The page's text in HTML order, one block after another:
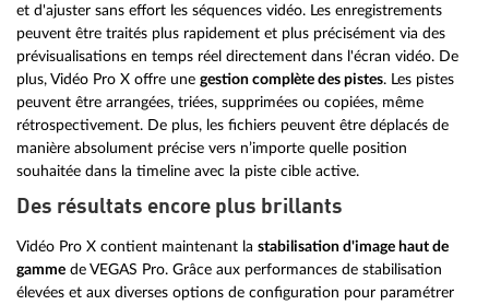
et d'ajuster sans effort les séquences vidéo. Les enregistrements
peuvent être traités plus rapidement et plus précisément via des
prévisualisations en temps réel directement dans l'écran vidéo. De
plus, Vidéo Pro X offre une gestion complète des pistes. Les pistes
peuvent être arrangées, triées, supprimées ou copiées, même
rétrospectivement. De plus, les fichiers peuvent être déplacés de
manière absolument précise vers n’importe quelle position
souhaitée dans la timeline avec la piste cible active.
Des résultats encore plus brillants
Vidéo Pro X contient maintenant la stabilisation d'image haut de
gamme de VEGAS Pro. Grâce aux performances de stabilisation
élevées et aux diverses options de configuration pour paramétrer